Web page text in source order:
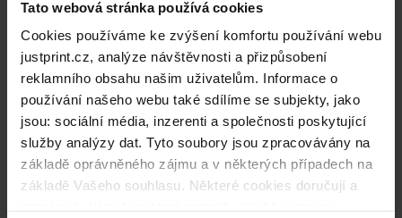
Tato webová stránka používá cookies
Cookies používáme ke zvýšení komfortu používání webu
justprint.cz, analýze návštěvnosti a přizpůsobení
reklamního obsahu našim uživatelům. Informace o
používání našeho webu také sdílíme se subjekty, jako
jsou: sociální média, inzerenti a společnosti poskytující
služby analýzy dat. Tyto soubory jsou zpracovávány na
základě oprávněného zájmu a v některých případech na
základě Vašeho souhlasu. Některé cookies doručují a
detailu
Katalogy vázané spirálou jsou produktem, který
kombinuje funkčnost s profesionálním vzhledem.
Zušlechtění obálky jednostrannou fólií (lesklou nebo
matnou) dodatečně zdůrazní prestiž Vašeho projektu.
Praktická kombinace odolnosti a lehkosti usnadňuje
používání katalogů a povzbuzuje Vás k seznámení se s